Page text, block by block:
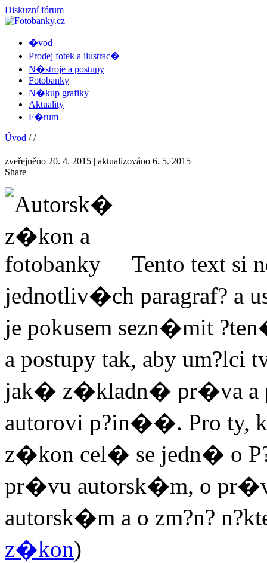
Diskuzní fórum
�vod
Prodej fotek a ilustrac�
N�stroje a postupy
Fotobanky
N�kup grafiky
Aktuality
F�rum
Úvod //
zveřejněno 20. 4. 2015 | aktualizováno 6. 5. 2015
Share
Tento text si
jednotliv�ch paragraf? a
je pokusem sezn�mit
a postupy tak, aby
jak� z�kladn� pr�va a
autorovi p?in��. Pro ty,
z�kon cel� se jedn� o
pr�vu autorsk�m, o
autorsk�m a o zm?n?
z�kon)